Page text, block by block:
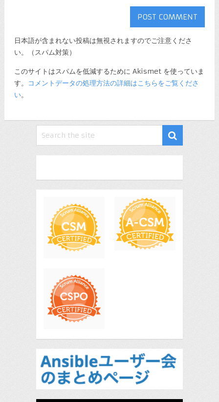
日本語が含まれない投稿は無視されますのでご注意くださ
い。（スパム対策）
このサイトはスパムを低減するために Akismet を使っていま
す。
コメントデータの処理方法の詳細はこちらをご覧くださ
い。